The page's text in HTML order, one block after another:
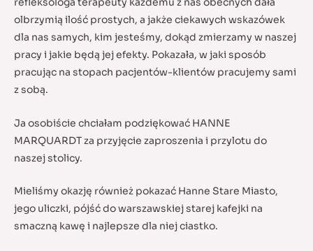
olbrzymią ilość prostych, a jakże ciekawych wskazówek
dla nas samych, kim jesteśmy, dokąd zmierzamy w naszej
pracy i jakie będą jej efekty. Pokazała, w jaki sposób
pracując na stopach pacjentów-klientów pracujemy sami
z sobą.
Ja osobiście chciałam podziękować HANNE
MARQUARDT za przyjęcie zaproszenia i przylotu do
naszej stolicy.
Mieliśmy okazję również pokazać Hanne Stare Miasto,
jego uliczki, pójść do warszawskiej starej kafejki na
smaczną kawę i najlepsze dla niej ciastko.